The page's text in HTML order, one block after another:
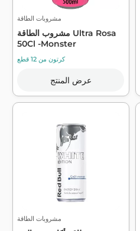
مشروبات الطاقة
مشروب الطاقة Ultra Rosa
50Cl -Monster
كرتون من 12 قطع
عرض المنتج
مشروبات الطاقة